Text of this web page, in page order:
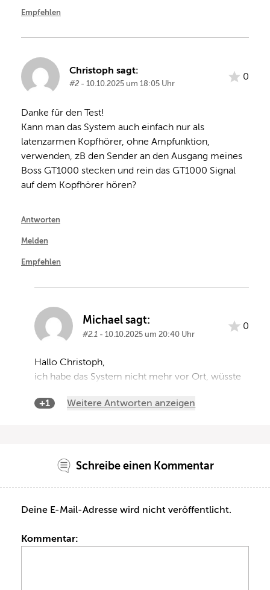
Empfehlen
Christoph sagt:
#2 - 10.10.2025 um 18:05 Uhr
0
Danke für den Test!
Kann man das System auch einfach nur als
latenzarmen Kopfhörer, ohne Ampfunktion,
verwenden, zB den Sender an den Ausgang meines
Boss GT1000 stecken und rein das GT1000 Signal
auf dem Kopfhörer hören?
Antworten
Melden
Empfehlen
Michael sagt:
#2.1 - 10.10.2025 um 20:40 Uhr
0
Hallo Christoph,
ich habe das System nicht mehr vor Ort, wüsste
Vermutlich muss man einfach ein neues Preset
Antwort auf#2 von Christoph
+1 Weitere Antworten anzeigen
Schreibe einen Kommentar
Deine E-Mail-Adresse wird nicht veröffentlicht.
Kommentar: